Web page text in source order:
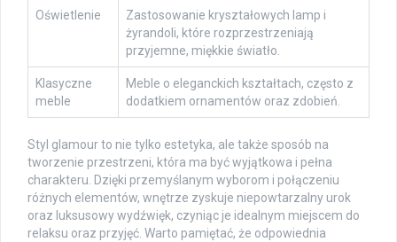
Oświetlenie
Zastosowanie kryształowych lamp i
żyrandoli, które rozprzestrzeniają
przyjemne, miękkie światło.
Klasyczne
meble
Meble o eleganckich kształtach, często z
dodatkiem ornamentów oraz zdobień.
Styl glamour to nie tylko estetyka, ale także sposób na
tworzenie przestrzeni, która ma być wyjątkowa i pełna
charakteru. Dzięki przemyślanym wyborom i połączeniu
różnych elementów, wnętrze zyskuje niepowtarzalny urok
oraz luksusowy wydźwięk, czyniąc je idealnym miejscem do
relaksu oraz przyjęć. Warto pamiętać, że odpowiednia